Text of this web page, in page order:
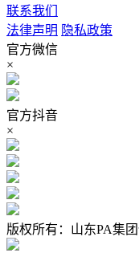
联系我们
法律声明 隐私政策
官方微信
×
官方抖音
×
版权所有：山东PA集